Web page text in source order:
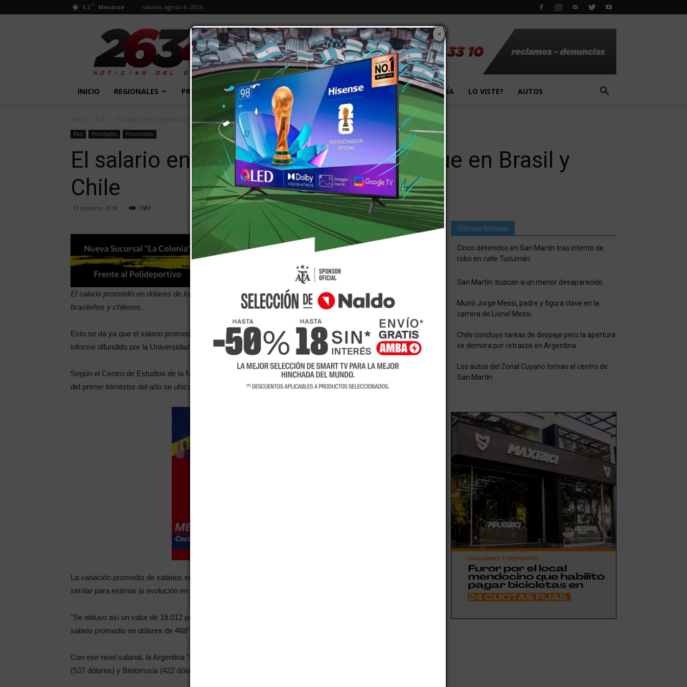
5.2 C Mendoza sábado, agosto 8, 2026
2634
Diario
INICIO REGIONALES PROVINCIALES EXTRA! MUNDO PAÍS EVENTOS TECNOLOGÍA LO VISTE? AUTOS
El salario en Argentina es más bajo que en Brasil y Chile
País Principales Provinciales
El salario en Argentina es más bajo que en Brasil y
Chile
11 octubre, 2018 1583
El salario promedio en dólares de los trabajadores argentinos ya es más bajo que el de los empleados
brasileños y chilenos.
Esto se da ya que el salario promedio en Argentina apenas llega a los 468 dólares, de acuerdo con un
informe difundido por la Universidad de Belgrano.
Según el Centro de Estudios de la Nueva Economía (CENE) de esa casa de estudios, el salario promedio
del primer trimestre del año se ubicaba en 16.293 pesos, de acuerdo con datos oficiales.
La variación promedio de salarios en el segundo trimestre fue de 5,14%, a ello se le sumó una variación
similar para estimar la evolución en el tercer trimestre.
"Se obtuvo así un valor de 18.012 pesos que, dividido por un tipo de cambio de 38,50 pesos, arrojó un
salario promedio en dólares de 468″, señaló el director del CENE, Víctor Beker.
Con ese nivel salarial, la Argentina "con relación a Europa, ocupa una posición intermedia entre Bulgaria
(537 dólares) y Bielorrusia (422 dólares).
×
Últimas Noticias
Cinco detenidos en San Martín tras intento de
robo en calle Tucumán
San Martín: buscan a un menor desaparecido
Murió Jorge Messi, padre y figura clave en la
carrera de Lionel Messi
Chile concluye tareas de despeje pero la apertura
se demora por retrasos en Argentina
Los autos del Zonal Cuyano toman el centro de
San Martín